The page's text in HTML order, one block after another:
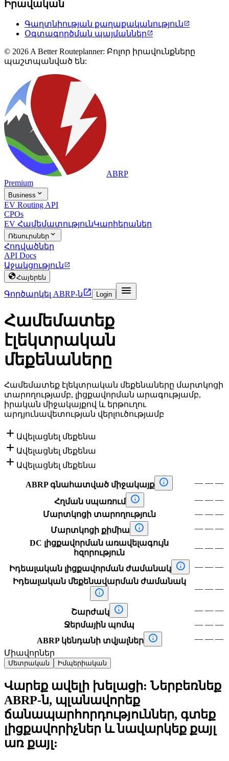
Իրավական
Գաղտնիության քաղաքականություն 
Օգտագործման պայմաններ 
© 2026 A Better Routeplanner: Բոլոր իրավունքները
պաշտպանված են:
ABRP
Premium
Business 
EV Routing API
CPOs
EV ՀամեմատությունԿարիերաներ
Ռեսուրսներ 
Հոդվածներ
API Docs
Աջակցություն 
Հայերեն
Գործարկել ABRP-ն Login 
Համեմատեք
էլեկտրական
մեքենաները
Համեմատեք էլեկտրական մեքենաները մարտկոցի
տարողությամբ, լիցքավորման արագությամբ,
իրական միջակայքով և երթուղու
արդյունավետության վերլուծությամբ
 Ավելացնել մեքենա
 Ավելացնել մեքենա
 Ավելացնել մեքենա
ABRP գնահատված միջակայք  — — —
Հղման սպառում  — — —
Մարտկոցի տարողություն
— — —
Մարտկոցի քիմիա
 — — —
DC լիցքավորման առավելագույն
հզորություն
— — —
Իդեալական լիցքավորման ժամանակ  — — —
Իդեալական մեքենավարման ժամանակ
 — — —
Շարժակ  — — —
Ջերմային պոմպ
— — —
ABRP կենդանի տվյալներ
 — — —
Միավորներ
Մետրական Իմպերիական
Վարեք ավելի խելացի: Ներբեռնեք
ABRP-ն, պլանավորեք
ճանապարհորդություններ, գտեք
լիցքավորիչներ և նավարկեք քայլ
առ քայլ: